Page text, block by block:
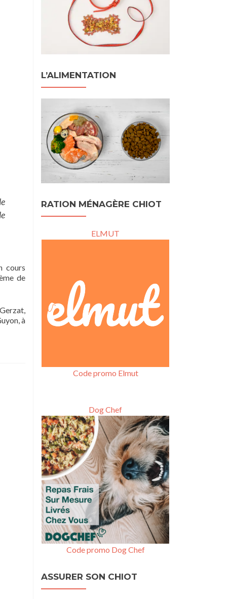
cours
de
à
L’ALIMENTATION
RATION MÉNAGÈRE CHIOT
ELMUT
Code promo Elmut
Dog Chef
Code promo Dog Chef
ASSURER SON CHIOT